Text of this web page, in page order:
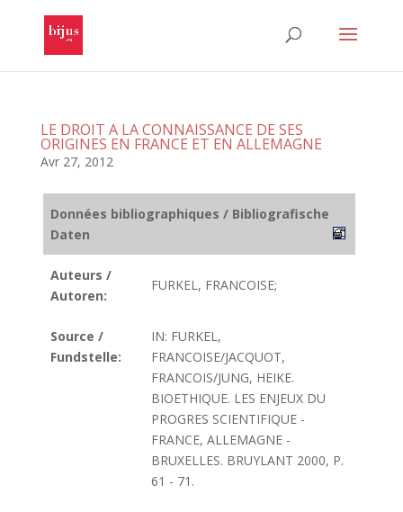
LE DROIT A LA CONNAISSANCE DE SES
ORIGINES EN FRANCE ET EN ALLEMAGNE
Avr 27, 2012
Données bibliographiques / Bibliografische
Daten
Auteurs /
Autoren:
FURKEL, FRANCOISE;
Source /
Fundstelle:
IN: FURKEL,
FRANCOISE/JACQUOT,
FRANCOIS/JUNG, HEIKE.
BIOETHIQUE. LES ENJEUX DU
PROGRES SCIENTIFIQUE -
FRANCE, ALLEMAGNE -
BRUXELLES. BRUYLANT 2000, P.
61 - 71.